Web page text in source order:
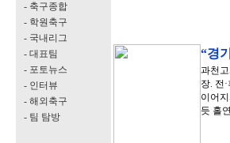
- 축구종합
- 학원축구
- 국내리그
- 대표팀
- 포토뉴스
- 인터뷰
- 해외축구
- 팀 탐방
“경
과천
장. 전
이어
듯 홀